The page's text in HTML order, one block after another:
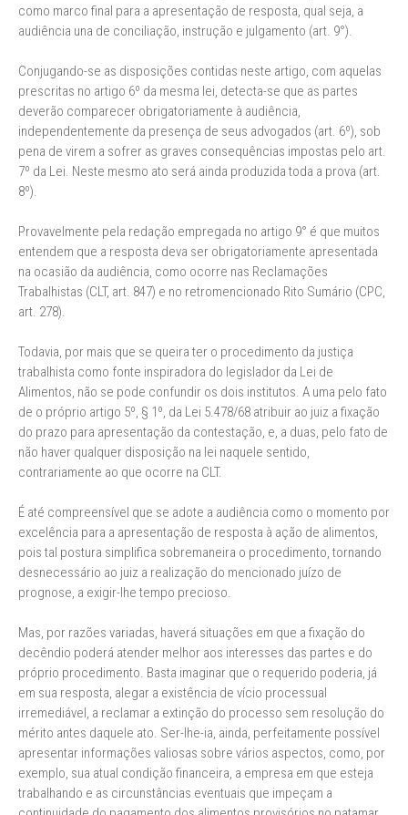
como marco final para a apresentação de resposta, qual seja, a
audiência una de conciliação, instrução e julgamento (art. 9°).
Conjugando-se as disposições contidas neste artigo, com aquelas
prescritas no artigo 6º da mesma lei, detecta-se que as partes
deverão comparecer obrigatoriamente à audiência,
independentemente da presença de seus advogados (art. 6º), sob
pena de virem a sofrer as graves consequências impostas pelo art.
7º da Lei. Neste mesmo ato será ainda produzida toda a prova (art.
8º).
Provavelmente pela redação empregada no artigo 9° é que muitos
entendem que a resposta deva ser obrigatoriamente apresentada
na ocasião da audiência, como ocorre nas Reclamações
Trabalhistas (CLT, art. 847) e no retromencionado Rito Sumário (CPC,
art. 278).
Todavia, por mais que se queira ter o procedimento da justiça
trabalhista como fonte inspiradora do legislador da Lei de
Alimentos, não se pode confundir os dois institutos. A uma pelo fato
de o próprio artigo 5º, § 1º, da Lei 5.478/68 atribuir ao juiz a fixação
do prazo para apresentação da contestação, e, a duas, pelo fato de
não haver qualquer disposição na lei naquele sentido,
contrariamente ao que ocorre na CLT.
É até compreensível que se adote a audiência como o momento por
excelência para a apresentação de resposta à ação de alimentos,
pois tal postura simplifica sobremaneira o procedimento, tornando
desnecessário ao juiz a realização do mencionado juízo de
prognose, a exigir-lhe tempo precioso.
Mas, por razões variadas, haverá situações em que a fixação do
decêndio poderá atender melhor aos interesses das partes e do
próprio procedimento. Basta imaginar que o requerido poderia, já
em sua resposta, alegar a existência de vício processual
irremediável, a reclamar a extinção do processo sem resolução do
mérito antes daquele ato. Ser-lhe-ia, ainda, perfeitamente possível
apresentar informações valiosas sobre vários aspectos, como, por
exemplo, sua atual condição financeira, a empresa em que esteja
trabalhando e as circunstâncias eventuais que impeçam a